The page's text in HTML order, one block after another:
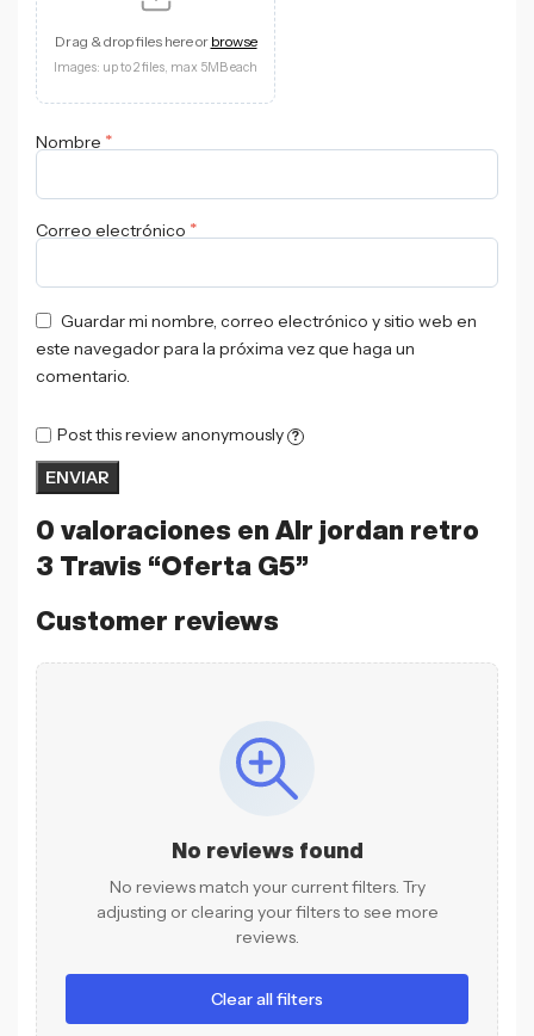
0 valoraciones en AIr jordan retro
3 Travis “Oferta G5”
Customer reviews
No reviews found
No reviews match your current filters. Try
adjusting or clearing your filters to see more
reviews.
Clear all filters
Drag & drop files here or browse
Images: up to 2 files, max 5MB each
Nombre *
Correo electrónico *
Guardar mi nombre, correo electrónico y sitio web en
este navegador para la próxima vez que haga un
comentario.
Post this review anonymously ?